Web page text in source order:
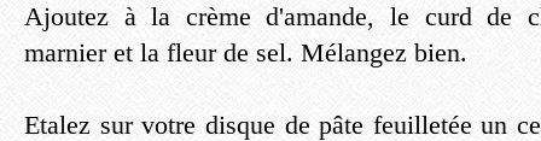
Ajoutez à la crème d'amande, le curd de
marnier et la fleur de sel. Mélangez bien.
Etalez sur votre disque de pâte feuilletée un